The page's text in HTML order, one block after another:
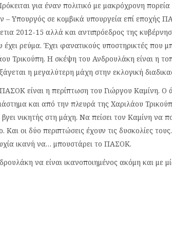
για έναν πολιτικό με μακρόχρονη πορεία
– Υπουργός σε κομβικά υπουργεία επί εποχής
2012-15 αλλά και αντιπρόεδρος της
έχει ρεύμα. Έχει φανατικούς υποστηρικτές που
Τρικούπη. Η σκέψη του Ανδρουλάκη είναι η
η μεγαλύτερη μάχη στην εκλογική
είναι η περίπτωση του Γιώργου Καμίνη.
και από την πλευρά της Χαριλάου
νικητής στη μάχη. Να πείσει τον Καμίνη να
οι δύο περιπτώσεις έχουν τις δυσκολίες
ικανή να… μπουστάρει το ΠΑΣΟΚ.
να είναι ικανοποιημένος ακόμη και με